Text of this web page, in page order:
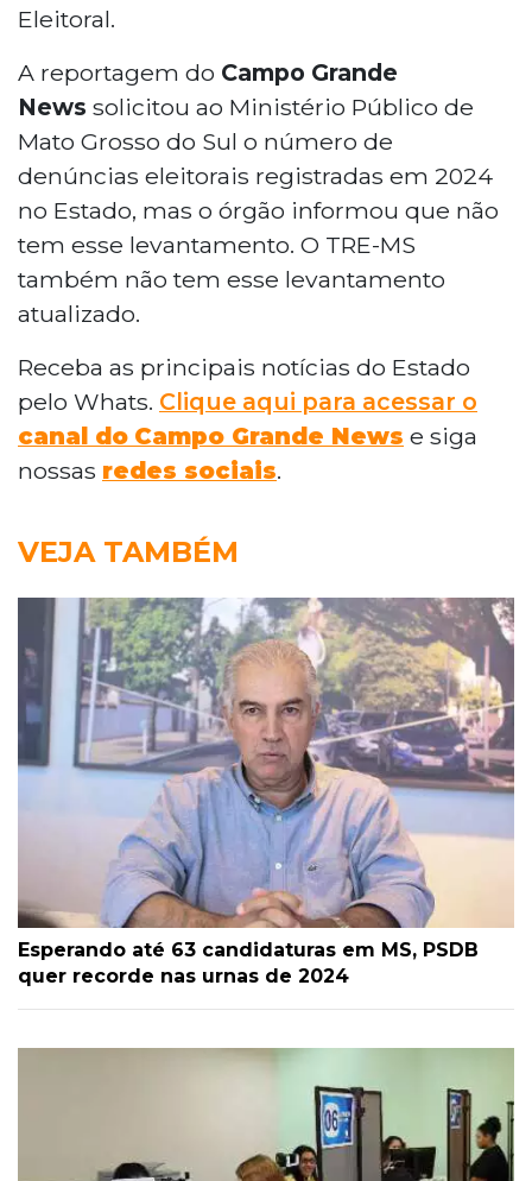
Eleitoral.
A reportagem do Campo Grande
News solicitou ao Ministério Público de
Mato Grosso do Sul o número de
denúncias eleitorais registradas em 2024
no Estado, mas o órgão informou que não
tem esse levantamento. O TRE-MS
também não tem esse levantamento
atualizado.
Receba as principais notícias do Estado
pelo Whats. Clique aqui para acessar o
canal do Campo Grande News e siga
nossas redes sociais.
VEJA TAMBÉM
Esperando até 63 candidaturas em MS, PSDB
quer recorde nas urnas de 2024